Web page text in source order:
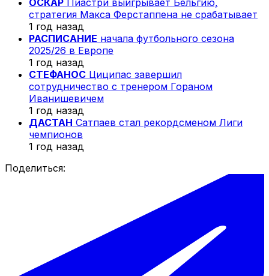
стратегия Макса Ферстаппена не срабатывает
1 год назад
РАСПИСАНИЕ начала футбольного сезона
2025/26 в Европе
1 год назад
СТЕФАНОС Циципас завершил
сотрудничество с тренером Гораном
Иванишевичем
1 год назад
ДАСТАН Сатпаев стал рекордсменом Лиги
чемпионов
1 год назад
Поделиться: